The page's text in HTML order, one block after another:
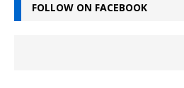
FOLLOW ON FACEBOOK